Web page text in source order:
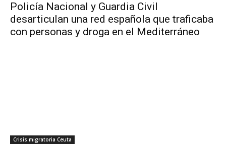
Policía Nacional y Guardia Civil
desarticulan una red española que traficaba
con personas y droga en el Mediterráneo
Crisis migratoria Ceuta